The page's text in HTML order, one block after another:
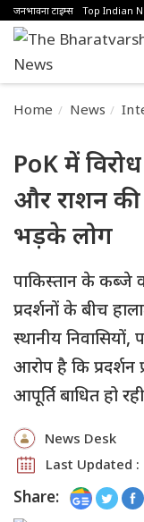
जनभावना टाइम्स Top Indian
Home News
PoK में
और राशन
भड़के लोग
पाकिस्तान के कब्जे
प्रदर्शनों के बीच
स्थानीय
आरोप है कि
आपूर्ति बाधित हो
News Desk
Last Updated :
Share: